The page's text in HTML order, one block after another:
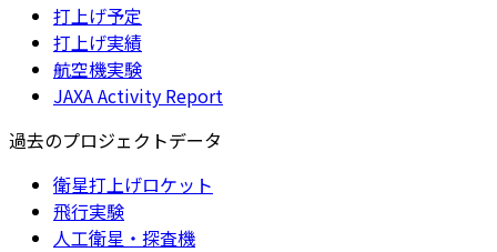
打上げ予定
打上げ実績
航空機実験
JAXA Activity Report
過去のプロジェクトデータ
衛星打上げロケット
飛行実験
人工衛星・探査機